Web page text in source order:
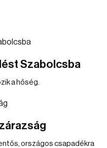
Szabolcsba
a hőség.
országos csapadékra